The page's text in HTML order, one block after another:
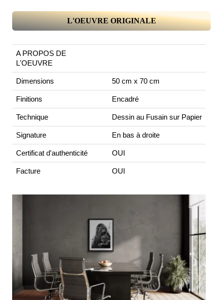
L'OEUVRE ORIGINALE
A PROPOS DE
L'OEUVRE
Dimensions 50 cm x 70 cm
Finitions Encadré
Technique Dessin au Fusain sur Papier
Signature En bas à droite
Certificat d'authenticité OUI
Facture OUI